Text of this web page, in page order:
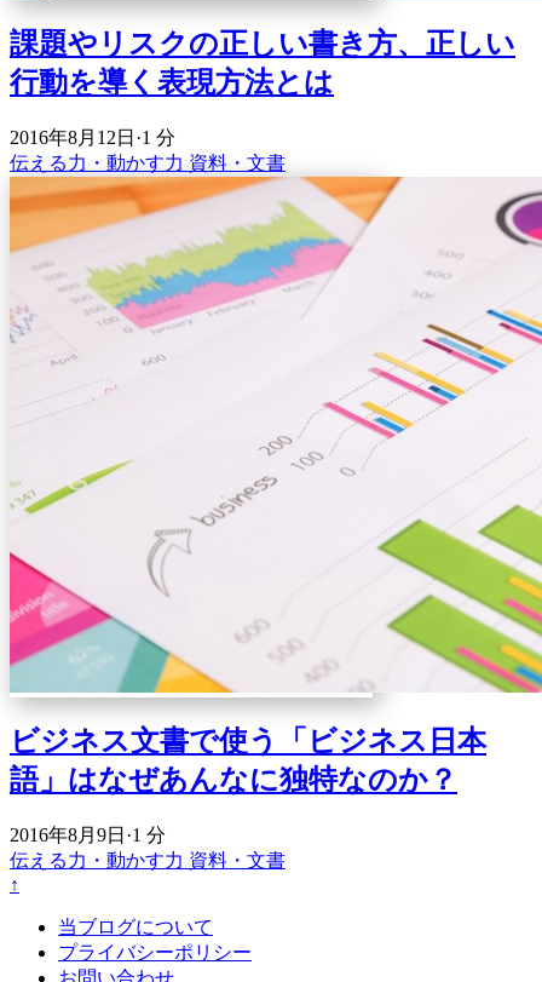
課題やリスクの正しい書き方、正しい
行動を導く表現方法とは
2016年8月12日 ·1 分
伝える力・動かす力 資料・文書
ビジネス文書で使う「ビジネス日本
語」はなぜあんなに独特なのか？
2016年8月9日 ·1 分
伝える力・動かす力 資料・文書
↑
当ブログについて
プライバシーポリシー
お問い合わせ